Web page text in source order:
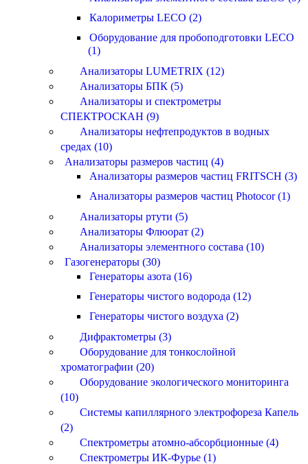
Калориметры LECO (2)
Оборудование для пробоподготовки LECO
(1)
Анализаторы LUMETRIX (12)
Анализаторы БПК (5)
Анализаторы и спектрометры
СПЕКТРОСКАН (9)
Анализаторы нефтепродуктов в водных
средах (10)
Анализаторы размеров частиц (4)
Анализаторы размеров частиц FRITSCH (3)
Анализаторы размеров частиц Photocor (1)
Анализаторы ртути (5)
Анализаторы Флюорат (2)
Анализаторы элементного состава (10)
Газогенераторы (30)
Генераторы азота (16)
Генераторы чистого водорода (12)
Генераторы чистого воздуха (2)
Дифрактометры (3)
Оборудование для тонкослойной
хроматографии (20)
Оборудование экологического мониторинга
(10)
Системы капиллярного электрофореза Капель
(2)
Спектрометры атомно-абсорбционные (4)
Спектрометры ИК-Фурье (1)